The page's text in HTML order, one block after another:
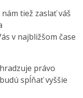
tiež zaslať váš
v najbližšom čase
právo
spĺňať vyššie